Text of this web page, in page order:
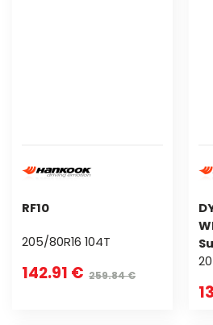
RF10
205/80R16 104T
142.91 € 259.84 €